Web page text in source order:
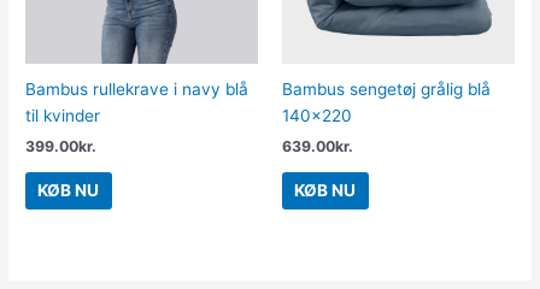
Bambus rullekrave i navy blå
til kvinder
399.00kr.
KØB NU
Bambus sengetøj grålig blå
140×220
639.00kr.
KØB NU